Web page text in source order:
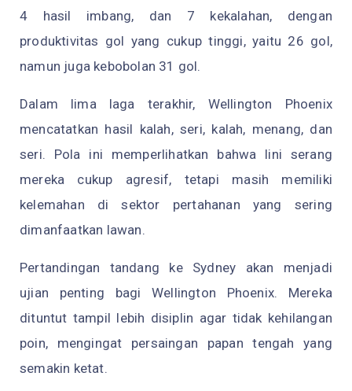
4 hasil imbang, dan 7 kekalahan, dengan
produktivitas gol yang cukup tinggi, yaitu 26 gol,
namun juga kebobolan 31 gol.
Dalam lima laga terakhir, Wellington Phoenix
mencatatkan hasil kalah, seri, kalah, menang, dan
seri. Pola ini memperlihatkan bahwa lini serang
mereka cukup agresif, tetapi masih memiliki
kelemahan di sektor pertahanan yang sering
dimanfaatkan lawan.
Pertandingan tandang ke Sydney akan menjadi
ujian penting bagi Wellington Phoenix. Mereka
dituntut tampil lebih disiplin agar tidak kehilangan
poin, mengingat persaingan papan tengah yang
semakin ketat.